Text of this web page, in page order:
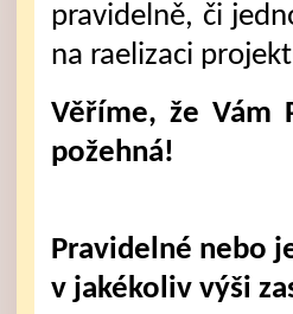
pravidelně, či
na raelizaci
Věříme, že Vám
požehná!
Pravidelné nebo
v jakékoliv výši